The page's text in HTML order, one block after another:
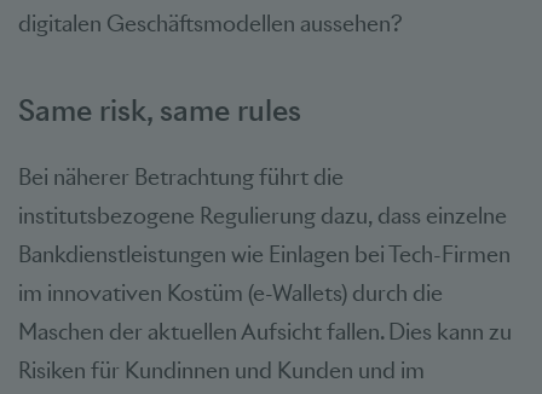
digitalen Geschäftsmodellen aussehen?
Same risk, same rules
Bei näherer Betrachtung führt die
institutsbezogene Regulierung dazu, dass einzelne
Bankdienstleistungen wie Einlagen bei Tech-Firmen
im innovativen Kostüm (e-Wallets) durch die
Maschen der aktuellen Aufsicht fallen. Dies kann zu
Risiken für Kundinnen und Kunden und im